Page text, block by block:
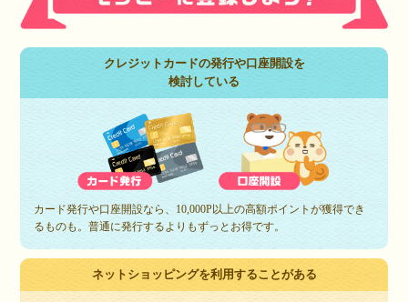
クレジットカードの発行や口座開設を
検討している
カード発行や口座開設なら、10,000P以上の高額ポイントが獲得でき
るものも。普通に発行するよりもずっとお得です。
ネットショッピングを利用することがある